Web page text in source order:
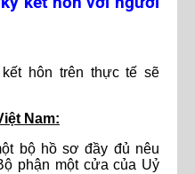
hôn trên thực tế sẽ
Nam:
bộ hồ sơ đầy đủ nêu
phận một cửa của Uỷ